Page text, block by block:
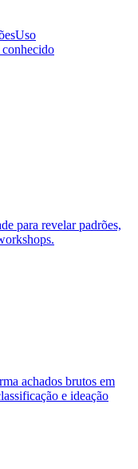
Uso
para revelar padrões,
achados brutos em
e ideação